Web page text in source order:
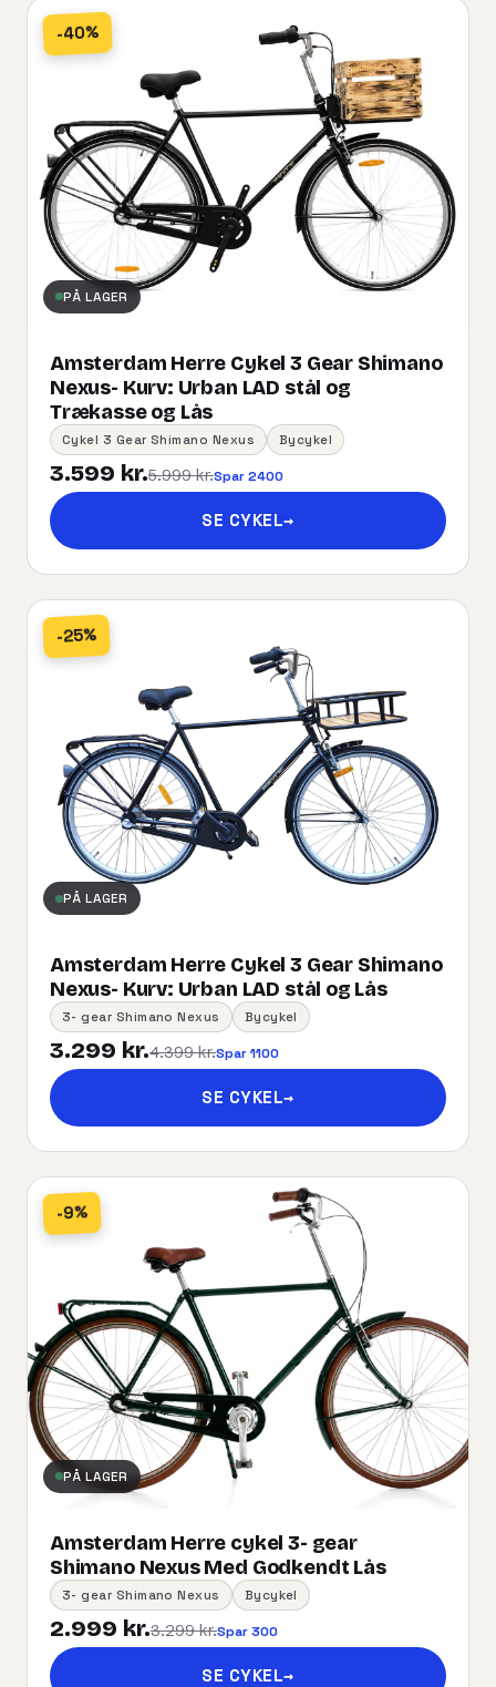
-40%
PÅ LAGER
Amsterdam Herre Cykel 3 Gear Shimano
Nexus- Kurv:​ ​Urban​ ​LAD​ ​stål og
Trækasse og Lås
Cykel 3 Gear Shimano Nexus Bycykel
3.599 kr.5.999 kr.Spar 2400
SE CYKEL→
-25%
PÅ LAGER
Amsterdam Herre Cykel 3 Gear Shimano
Nexus- Kurv:​ ​Urban​ ​LAD​ ​stål og Lås
3- gear Shimano Nexus Bycykel
3.299 kr.4.399 kr.Spar 1100
SE CYKEL→
-9%
PÅ LAGER
Amsterdam Herre cykel 3- gear
Shimano Nexus Med Godkendt Lås
3- gear Shimano Nexus Bycykel
2.999 kr.3.299 kr.Spar 300
SE CYKEL→